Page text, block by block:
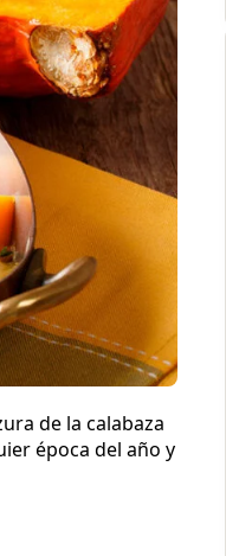
de la calabaza
época del año y